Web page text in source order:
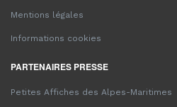
Mentions légales
Informations cookies
PARTENAIRES PRESSE
Petites Affiches des Alpes-Maritimes